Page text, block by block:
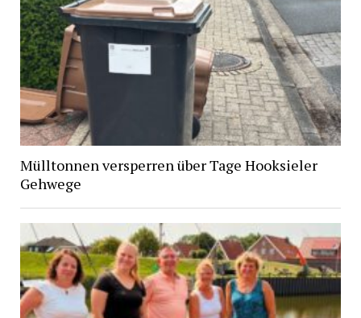
Mülltonnen versperren über Tage Hooksieler
Gehwege